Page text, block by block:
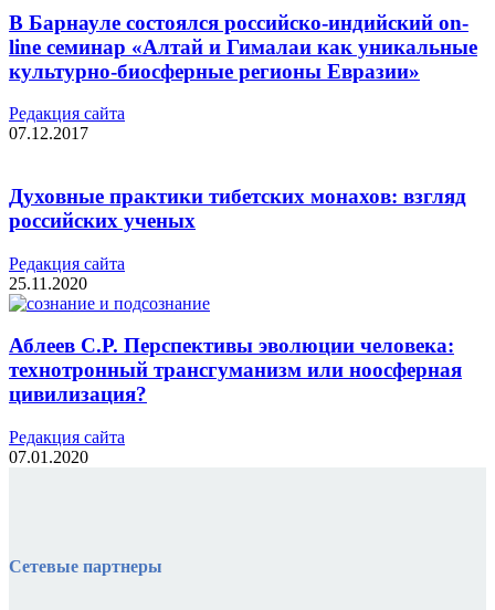
В Барнауле состоялся российско-индийский on-
line семинар «Алтай и Гималаи как уникальные
культурно-биосферные регионы Евразии»
Редакция cайта
07.12.2017
Духовные практики тибетских монахов: взгляд
российских ученых
Редакция cайта
25.11.2020
Аблеев С.Р. Перспективы эволюции человека:
технотронный трансгуманизм или ноосферная
цивилизация?
Редакция cайта
07.01.2020
Сетевые партнеры